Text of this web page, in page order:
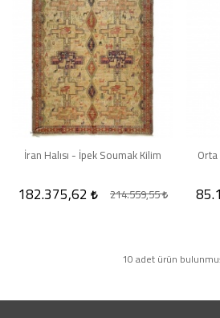
İran Halısı - İpek Soumak Kilim
182.375,62 214.559,55
10 adet ürün